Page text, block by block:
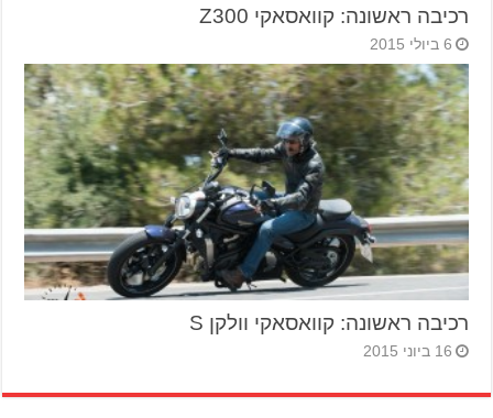
רכיבה ראשונה: קוואסאקי Z300
6 ביולי 2015
רכיבה ראשונה: קוואסאקי וולקן S
16 ביוני 2015